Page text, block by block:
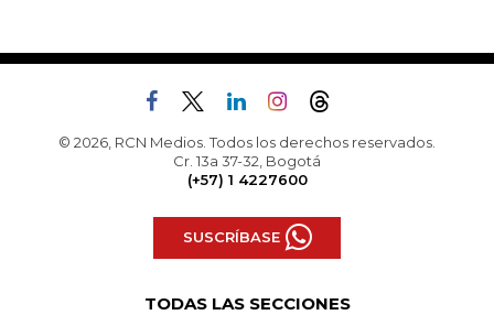
© 2026, RCN Medios. Todos los derechos reservados.
Cr. 13a 37-32, Bogotá
(+57) 1 4227600
SUSCRÍBASE
TODAS LAS SECCIONES